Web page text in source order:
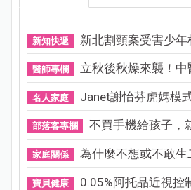
新知快遞 新北割頸案受害少年
醫師專欄 立秋後秋燥來襲！中
名人家庭 Janet謝怡芬虎媽模
部落客專欄 不買手機給孩子，
家庭關係 為什麼不想或不敢生
寶貝健康 0.05%阿托品近視控